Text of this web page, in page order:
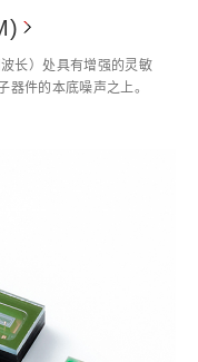
长）处具有增强的灵敏
器件的本底噪声之上。